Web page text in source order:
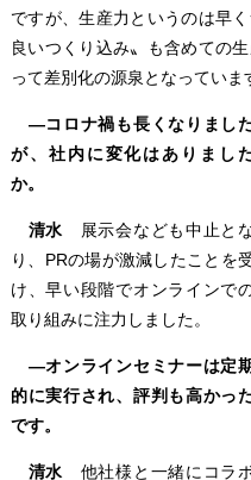
ですが、生産力というのは早
良いつくり込み〟も含めての
って差別化の源泉となっていま
―コロナ禍も長くなりまし
が、社内に変化はありまし
か。
清水 展示会なども中止と
り、PRの場が激減したことを
け、早い段階でオンラインで
取り組みに注力しました。
―オンラインセミナーは定期
的に実行され、評判も高かっ
です。
清水 他社様と一緒にコラ